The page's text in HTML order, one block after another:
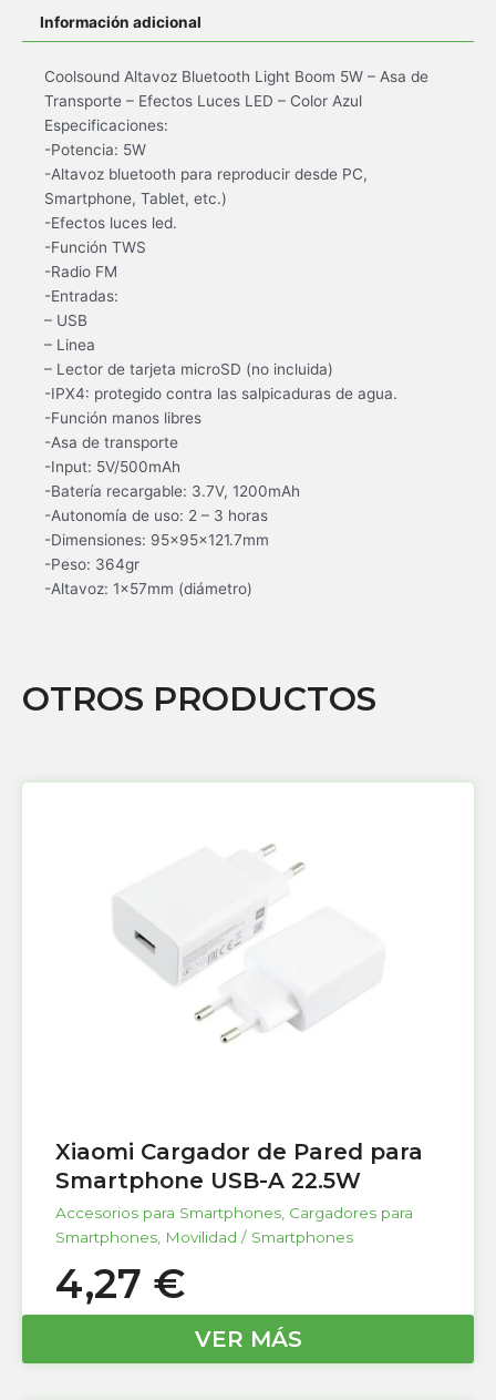
Información adicional
Coolsound Altavoz Bluetooth Light Boom 5W – Asa de
Transporte – Efectos Luces LED – Color Azul
Especificaciones:
-Potencia: 5W
-Altavoz bluetooth para reproducir desde PC,
Smartphone, Tablet, etc.)
-Efectos luces led.
-Función TWS
-Radio FM
-Entradas:
– USB
– Linea
– Lector de tarjeta microSD (no incluida)
-IPX4: protegido contra las salpicaduras de agua.
-Función manos libres
-Asa de transporte
-Input: 5V/500mAh
-Batería recargable: 3.7V, 1200mAh
-Autonomía de uso: 2 – 3 horas
-Dimensiones: 95x95x121.7mm
-Peso: 364gr
-Altavoz: 1x57mm (diámetro)
OTROS PRODUCTOS
Xiaomi Cargador de Pared para
Smartphone USB-A 22.5W
Accesorios para Smartphones, Cargadores para
Smartphones, Movilidad / Smartphones
4,27 €
VER MÁS